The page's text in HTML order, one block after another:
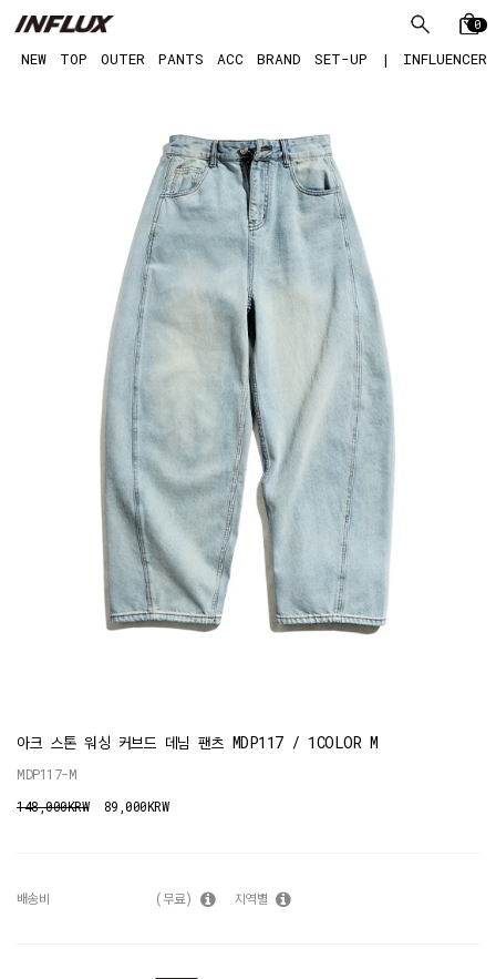
0
NEW TOP OUTER PANTS ACC BRAND SET-UP | INFLUENCER
아크 스톤 워싱 커브드 데님 팬츠 MDP117 / 1COLOR M
MDP117-M
148,000KRW
89,000KRW
배송비 (무료) 지역별